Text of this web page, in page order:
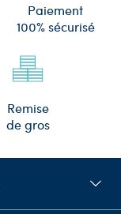
Paiement
100% sécurisé
Remise
de gros